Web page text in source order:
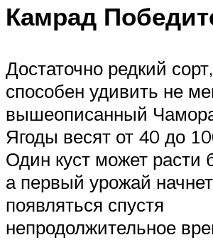
Камрад
Достаточно редкий
способен удивить не
вышеописанный
Ягоды весят от 40 до
Один куст может расти
а первый урожай начнет
появляться спустя
непродолжительное